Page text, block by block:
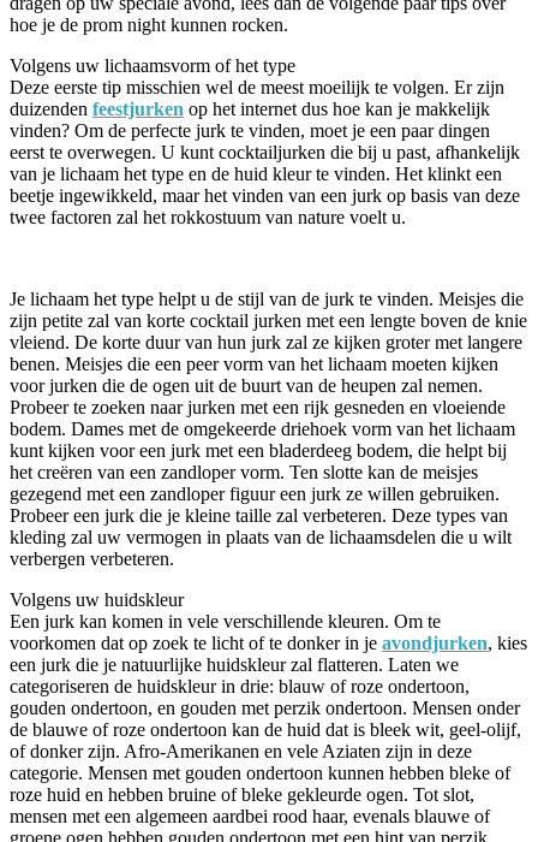
hoe je de prom night kunnen rocken.
Volgens uw lichaamsvorm of het type
Deze eerste tip misschien wel de meest moeilijk te volgen. Er zijn
duizenden feestjurken op het internet dus hoe kan je makkelijk
vinden? Om de perfecte jurk te vinden, moet je een paar dingen
eerst te overwegen. U kunt cocktailjurken die bij u past, afhankelijk
van je lichaam het type en de huid kleur te vinden. Het klinkt een
beetje ingewikkeld, maar het vinden van een jurk op basis van deze
twee factoren zal het rokkostuum van nature voelt u.
Je lichaam het type helpt u de stijl van de jurk te vinden. Meisjes die
zijn petite zal van korte cocktail jurken met een lengte boven de knie
vleiend. De korte duur van hun jurk zal ze kijken groter met langere
benen. Meisjes die een peer vorm van het lichaam moeten kijken
voor jurken die de ogen uit de buurt van de heupen zal nemen.
Probeer te zoeken naar jurken met een rijk gesneden en vloeiende
bodem. Dames met de omgekeerde driehoek vorm van het lichaam
kunt kijken voor een jurk met een bladerdeeg bodem, die helpt bij
het creëren van een zandloper vorm. Ten slotte kan de meisjes
gezegend met een zandloper figuur een jurk ze willen gebruiken.
Probeer een jurk die je kleine taille zal verbeteren. Deze types van
kleding zal uw vermogen in plaats van de lichaamsdelen die u wilt
verbergen verbeteren.
Volgens uw huidskleur
Een jurk kan komen in vele verschillende kleuren. Om te
voorkomen dat op zoek te licht of te donker in je avondjurken, kies
een jurk die je natuurlijke huidskleur zal flatteren. Laten we
categoriseren de huidskleur in drie: blauw of roze ondertoon,
gouden ondertoon, en gouden met perzik ondertoon. Mensen onder
de blauwe of roze ondertoon kan de huid dat is bleek wit, geel-olijf,
of donker zijn. Afro-Amerikanen en vele Aziaten zijn in deze
categorie. Mensen met gouden ondertoon kunnen hebben bleke of
roze huid en hebben bruine of bleke gekleurde ogen. Tot slot,
mensen met een algemeen aardbei rood haar, evenals blauwe of
groene ogen hebben gouden ondertoon met een hint van perzik.